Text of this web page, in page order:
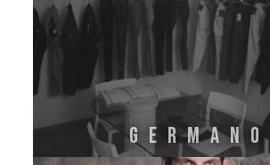
GERMANO